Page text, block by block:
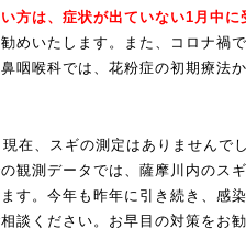
方は、症状が出ていない1 月中に
勧めいたします。また、コロナ禍
咽喉科では、花粉症の初期療法
在、スギの測定はありませんで
観測データでは、薩摩川内のス
す。今年も昨年に引き続き、感
談ください。お早目の対策をお勧